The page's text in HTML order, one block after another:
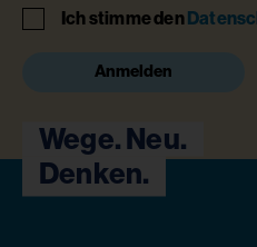
Hinweis
Ich stimme den
Anmelden
Wege. Neu.
Denken.